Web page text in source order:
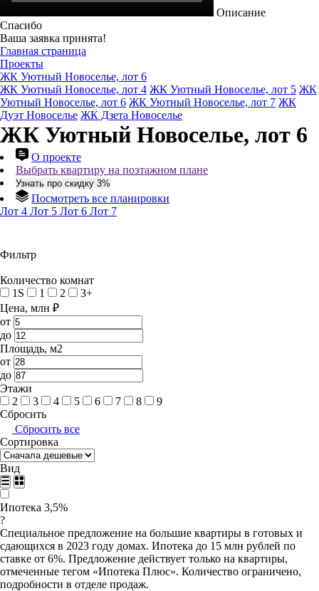
Описание
Спасибо
Ваша заявка принята!
Главная страница
Проекты
ЖК Уютный Новоселье, лот 6
ЖК Уютный Новоселье, лот 4 ЖК Уютный Новоселье, лот 5 ЖК
Уютный Новоселье, лот 6 ЖК Уютный Новоселье, лот 7 ЖК
Дуэт Новоселье ЖК Дзета Новоселье
ЖК Уютный Новоселье, лот 6
О проекте
Выбрать квартиру на поэтажном плане
Узнать про скидку 3%
Посмотреть все планировки
Лот 4 Лот 5 Лот 6 Лот 7
Фильтр
Количество комнат
1S
1 2
3+
Цена, млн ₽
от
до
Площадь, м2
от
до
Этажи
2
3 4 5 6 7 8
9
Сбросить
Сбросить все
Сортировка
Вид
Ипотека 3,5%
?
Специальное предложение на большие квартиры в готовых и
сдающихся в 2023 году домах. Ипотека до 15 млн рублей по
ставке от 6%. Предложение действует только на квартиры,
отмеченные тегом «Ипотека Плюс». Количество ограничено,
подробности в отделе продаж.